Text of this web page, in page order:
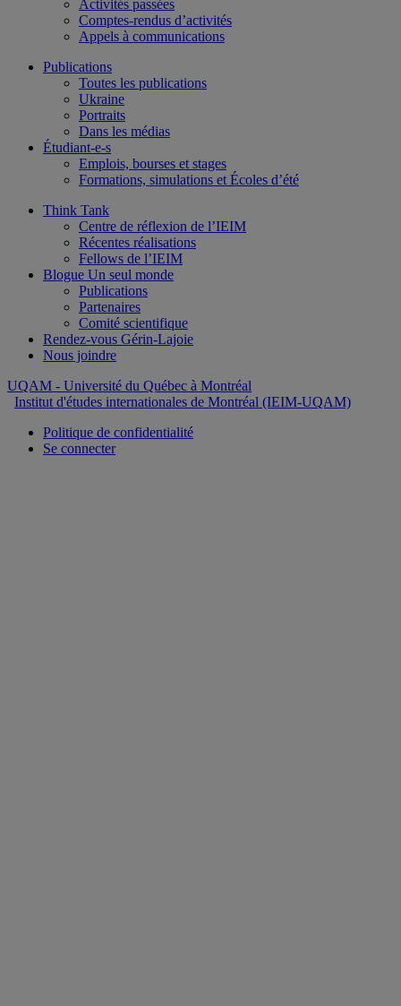
Activités passées
Comptes-rendus d’activités
Appels à communications
Publications
Toutes les publications
Ukraine
Portraits
Dans les médias
Étudiant-e-s
Emplois, bourses et stages
Formations, simulations et Écoles d’été
Think Tank
Centre de réflexion de l’IEIM
Récentes réalisations
Fellows de l’IEIM
Blogue Un seul monde
Publications
Partenaires
Comité scientifique
Rendez-vous Gérin-Lajoie
Nous joindre
UQAM - Université du Québec à Montréal
Institut d'études internationales de Montréal (IEIM-UQAM)
Politique de confidentialité
Se connecter